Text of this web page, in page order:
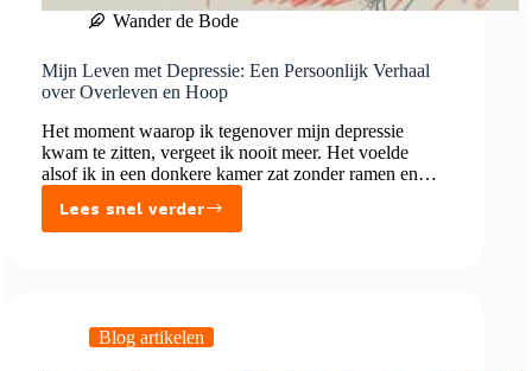
Wander de Bode
Mijn Leven met Depressie: Een Persoonlijk Verhaal
over Overleven en Hoop
Het moment waarop ik tegenover mijn depressie
kwam te zitten, vergeet ik nooit meer. Het voelde
alsof ik in een donkere kamer zat zonder ramen en…
Lees snel verder
Mijn
Een
Blog artikelen